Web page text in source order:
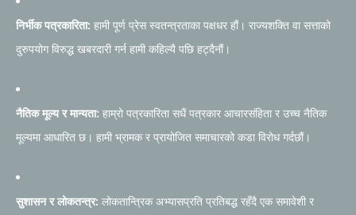
निर्भीक पत्रकारिता: हामी पूर्ण प्रेस स्वतन्त्रताका पक्षधर हौं। राज्यशक्ति वा सत्ताको
दुरुपयोग विरुद्ध खबरदारी गर्न हामी कहिल्यै पछि हट्दैनौं।
नैतिक मूल्य र मान्यता: हाम्रो पत्रकारिता सधैं पत्रकार आचारसंहिता र उच्च नैतिक
मूल्यमा आधारित छ। हामी भ्रामक र प्रायोजित समाचारको कडा विरोध गर्दछौं।
सुशासन र लोकतन्त्र: लोकतान्त्रिक अभ्यासप्रति प्रतिबद्ध रहँदै एक समावेशी र